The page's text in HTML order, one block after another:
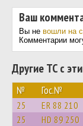
Ваш
Вы не вошли на
Комментарии
Другие ТС с
№ Гос.№
25 ER 88 210
25 HD 89 250